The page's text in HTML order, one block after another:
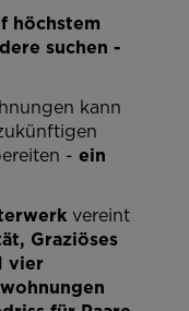
höchstem
suchen -
kann
- ein
vereint
Graziöses
vier